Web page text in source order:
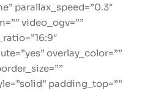
parallax_speed=”0.3″
video_ogv=””
overlay_color=””
padding_top=””